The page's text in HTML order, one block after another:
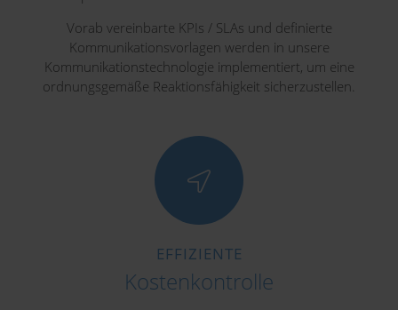
Vorab vereinbarte KPIs / SLAs und definierte
Kommunikationsvorlagen werden in unsere
Kommunikationstechnologie implementiert, um eine
ordnungsgemäße Reaktionsfähigkeit sicherzustellen.
EFFIZIENTE
Kostenkontrolle